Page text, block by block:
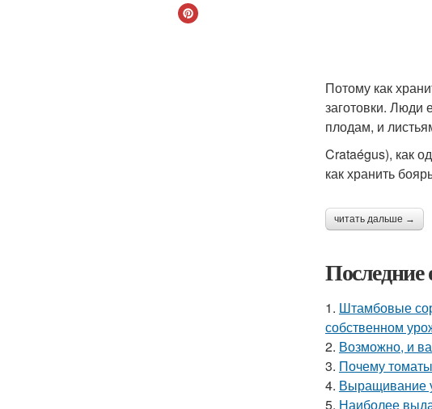
Потому как
заготовки. Люди
плодам, и
Crataégus), как
как хранить
читать дальше →
Последние
1. Штамбовые
собственном
2. Возможно, и
3. Почему
4. Выращивание
5. Наиболее